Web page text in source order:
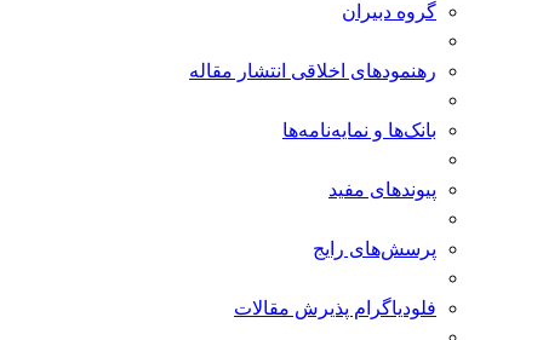
گروه دبیران
رهنمودهای اخلاقی انتشار مقاله
بانک‌ها و نمایه‌‌نامه‌ها
پیوندهای مفید
پرسش‌های رایج
فلودیاگرام پذیرش مقالات